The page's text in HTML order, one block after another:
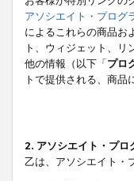
アソシエイト・プログ
によるこれらの商品お
ト、ウィジェット、
他の情報（以下「プロ
トで提供される、商
2. アソシエイト・プロ
乙は、アソシエイト・